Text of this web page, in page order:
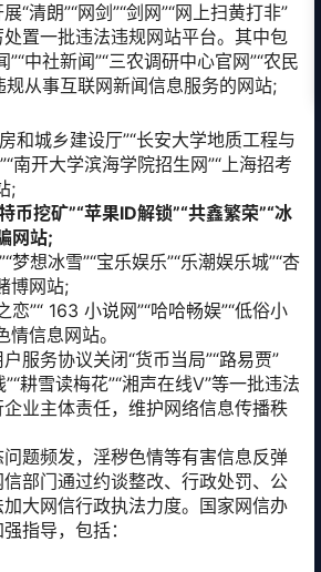
“清朗”“网剑”“剑网”“网上扫黄打非”
置一批违法违规网站平台。其中包
中社新闻”“三农调研中心官网”“农民
规从事互联网新闻信息服务的网站;
和城乡建设厅”“长安大学地质工程与
南开大学滨海学院招生网”“上海招考
;
币挖矿”“苹果ID解锁”“共鑫繁荣”“冰
网站;
梦想冰雪”“宝乐娱乐”“乐潮娱乐城”“杏
博网站;
恋”“ 163 小说网”“哈哈畅娱”“低俗小
信息网站。
服务协议关闭“货币当局”“路易贾”
耕雪读梅花”“湘声在线V”等一批违法
业主体责任，维护网络信息传播秩
题频发，淫秽色情等有害信息反弹
部门通过约谈整改、行政处罚、公
大网信行政执法力度。国家网信办
指导，包括：